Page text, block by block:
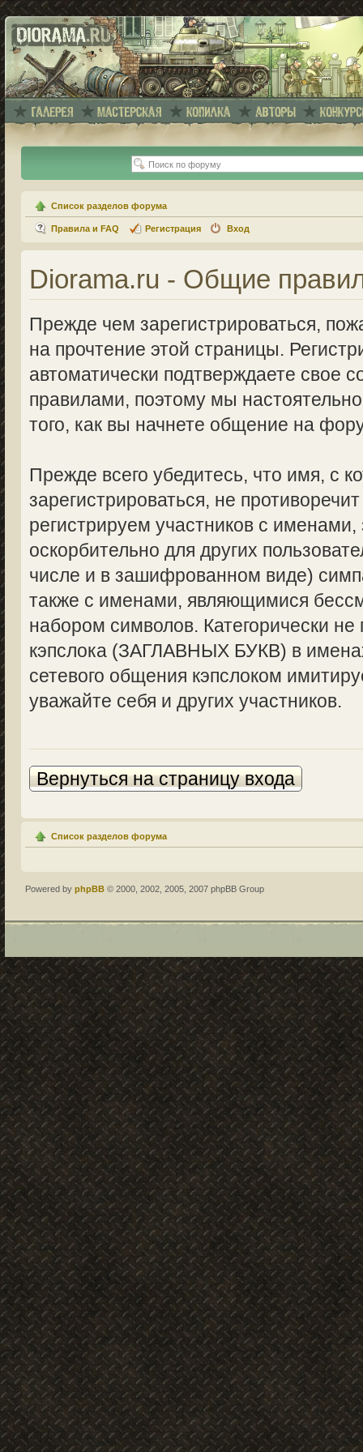
Список разделов форума
Правила и FAQ Регистрация Вход
Diorama.ru - Общие
Прежде чем зарегистрироваться,
на прочтение этой страницы.
автоматически подтверждаете свое
правилами, поэтому мы
того, как вы начнете общение на
Прежде всего убедитесь, что имя, с
зарегистрироваться, не
регистрируем участников с
оскорбительно для других
числе и в зашифрованном виде)
также с именами, являющимися
набором символов. Категорически не
кэпслока (ЗАГЛАВНЫХ БУКВ) в
сетевого общения кэпслоком
уважайте себя и других участников.
Вернуться на страницу входа
Список разделов форума
Powered by phpBB © 2000, 2002, 2005, 2007 phpBB Group